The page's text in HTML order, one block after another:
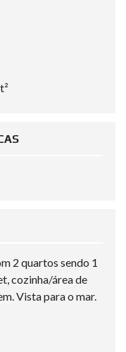
2 quartos sendo 1
cozinha/área de
Vista para o mar.